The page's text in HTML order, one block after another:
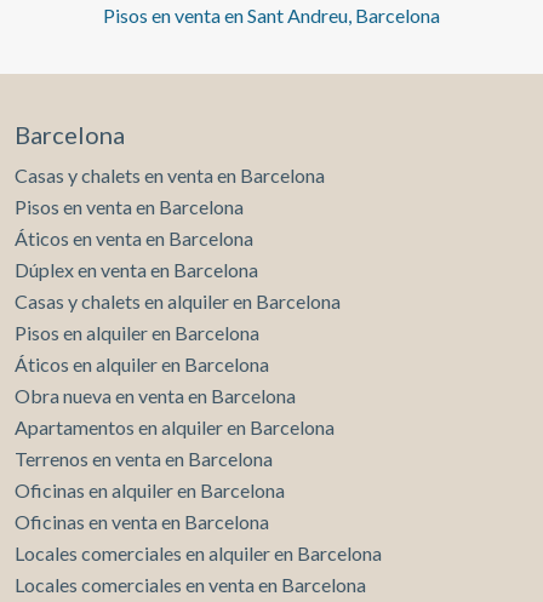
Pisos en venta en Sant Andreu, Barcelona
Barcelona
Casas y chalets en venta en Barcelona
Pisos en venta en Barcelona
Áticos en venta en Barcelona
Dúplex en venta en Barcelona
Casas y chalets en alquiler en Barcelona
Pisos en alquiler en Barcelona
Áticos en alquiler en Barcelona
Obra nueva en venta en Barcelona
Apartamentos en alquiler en Barcelona
Terrenos en venta en Barcelona
Oficinas en alquiler en Barcelona
Oficinas en venta en Barcelona
Locales comerciales en alquiler en Barcelona
Locales comerciales en venta en Barcelona